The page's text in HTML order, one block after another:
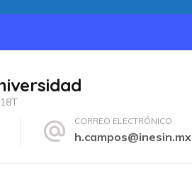
CORREO ELECTRÓNICO
h.campos@inesin.mx